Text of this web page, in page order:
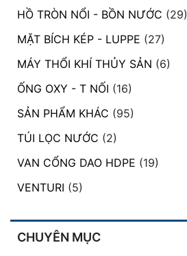
HỒ TRÒN NỔI - BỒN NƯỚC (29)
MẶT BÍCH KÉP - LUPPE (27)
MÁY THỔI KHÍ THỦY SẢN (6)
ỐNG OXY - T NỐI (16)
SẢN PHẨM KHÁC (95)
TÚI LỌC NƯỚC (2)
VAN CỔNG DAO HDPE (19)
VENTURI (5)
CHUYÊN MỤC